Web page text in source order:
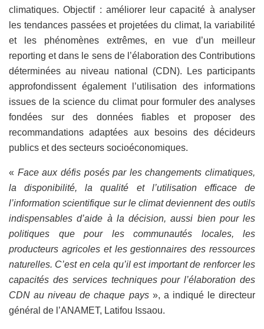
climatiques. Objectif : améliorer leur capacité à analyser
les tendances passées et projetées du climat, la variabilité
et les phénomènes extrêmes, en vue d’un meilleur
reporting et dans le sens de l’élaboration des Contributions
déterminées au niveau national (CDN). Les participants
approfondissent également l’utilisation des informations
issues de la science du climat pour formuler des analyses
fondées sur des données fiables et proposer des
recommandations adaptées aux besoins des décideurs
publics et des secteurs socioéconomiques.
« Face aux défis posés par les changements climatiques,
la disponibilité, la qualité et l’utilisation efficace de
l’information scientifique sur le climat deviennent des outils
indispensables d’aide à la décision, aussi bien pour les
politiques que pour les communautés locales, les
producteurs agricoles et les gestionnaires des ressources
naturelles. C’est en cela qu’il est important de renforcer les
capacités des services techniques pour l’élaboration des
CDN au niveau de chaque pays», a indiqué le directeur
général de l’ANAMET, Latifou Issaou.